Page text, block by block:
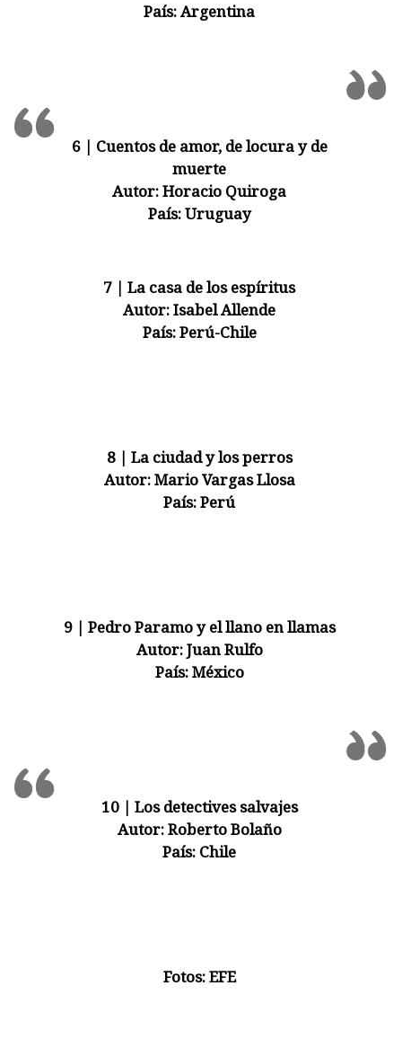
País:Argentina
6 | Cuentos de amor, de locura y de
muerte
Autor:Horacio Quiroga
País:Uruguay
7 | La casa de los espíritus
Autor:Isabel Allende
País:Perú-Chile
8 | La ciudad y los perros
Autor:Mario Vargas Llosa
País:Perú
9 | Pedro Paramo y el llano en llamas
Autor:Juan Rulfo
País:México
10 | Los detectives salvajes
Autor:Roberto Bolaño
País: Chile
Fotos: EFE